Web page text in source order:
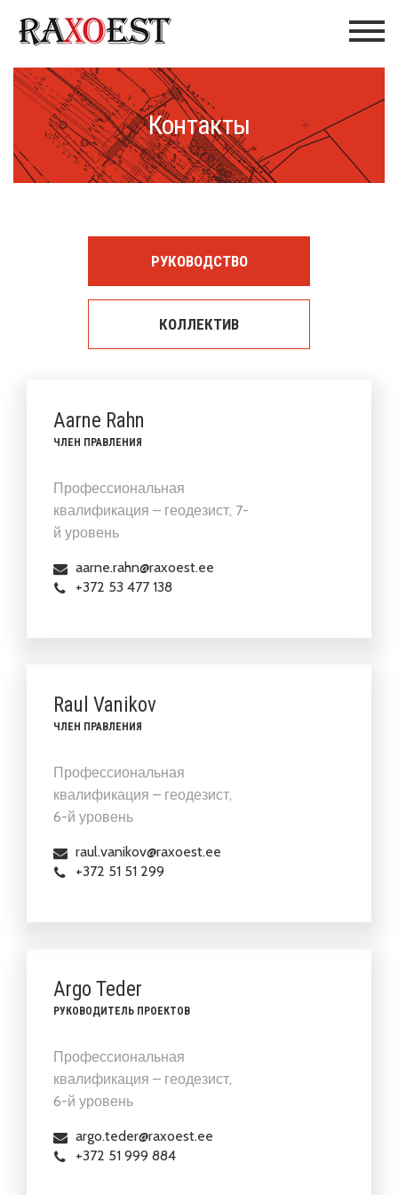
Контакты
РУКОВОДСТВО
КОЛЛЕКТИВ
Aarne Rahn
ЧЛЕН ПРАВЛЕНИЯ
Профессиональная
квалификация – геодезист, 7-
й уровень
aarne.rahn@raxoest.ee
+372 53 477 138
Raul Vanikov
ЧЛЕН ПРАВЛЕНИЯ
Профессиональная
квалификация – геодезист,
6-й уровень
raul.vanikov@raxoest.ee
+372 51 51 299
Argo Teder
РУКОВОДИТЕЛЬ ПРОЕКТОВ
Профессиональная
квалификация – геодезист,
6-й уровень
argo.teder@raxoest.ee
+372 51 999 884